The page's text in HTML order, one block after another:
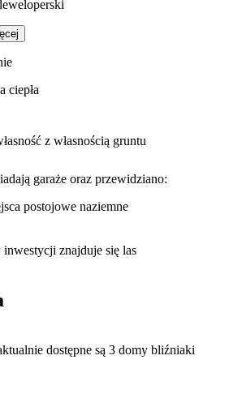
ciepła
z własnością gruntu
garaże oraz przewidziano:
postojowe naziemne
znajduje się las
dostępne są 3 domy bliźniaki